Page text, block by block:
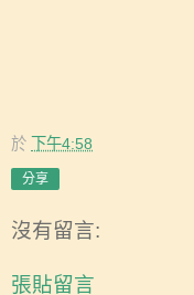
於 下午4:58
分享
沒有留言:
張貼留言